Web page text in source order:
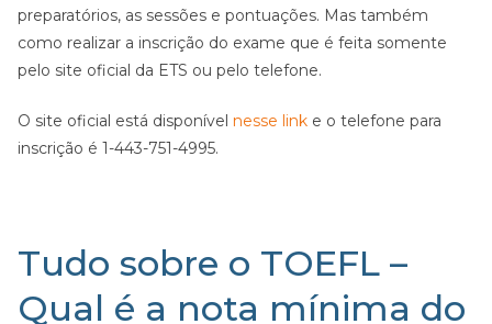
preparatórios, as sessões e pontuações. Mas também
como realizar a inscrição do exame que é feita somente
pelo site oficial da ETS ou pelo telefone.
O site oficial está disponível nesse link e o telefone para
inscrição é 1-443-751-4995.
Tudo sobre o TOEFL –
Qual é a nota mínima do